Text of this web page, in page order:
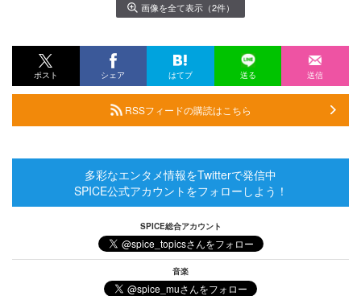
画像を全て表示（2件）
ポスト シェア はてブ 送る 送信
RSSフィードの購読はこちら
多彩なエンタメ情報をTwitterで発信中
SPICE公式アカウントをフォローしよう！
SPICE総合アカウント
音楽